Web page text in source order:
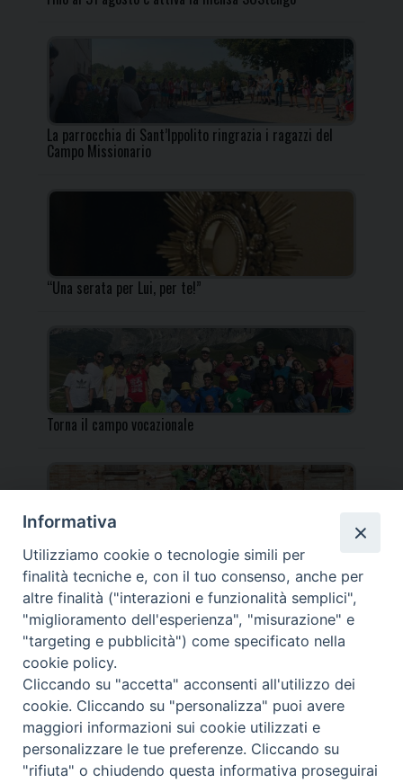
La parrocchia di Sant’Ippolito ringrazia i ragazzi del
Campo Missionario
“Una serata per Lui, per te!”
Torna il campo vocazionale
Torna il Campo Missionario Diocesano
_____________________________________________________
_____________________________
DIOCESI DI FANO FOSSOMBRONE CAGLI PERGOLA | Via Roma,
118 - 61032 FANO (PU) |
Tel. 0721 803737 o 826044 | Cod. Fiscale 90003900413
Note legali| Privacy
Informativa
Utilizziamo cookie o tecnologie simili per
finalità tecniche e, con il tuo consenso, anche per
altre finalità ("interazioni e funzionalità semplici",
"miglioramento dell'esperienza", "misurazione" e
"targeting e pubblicità") come specificato nella
cookie policy.
Cliccando su "accetta" acconsenti all'utilizzo dei
cookie. Cliccando su "personalizza" puoi avere
maggiori informazioni sui cookie utilizzati e
personalizzare le tue preferenze. Cliccando su
"rifiuta" o chiudendo questa informativa proseguirai